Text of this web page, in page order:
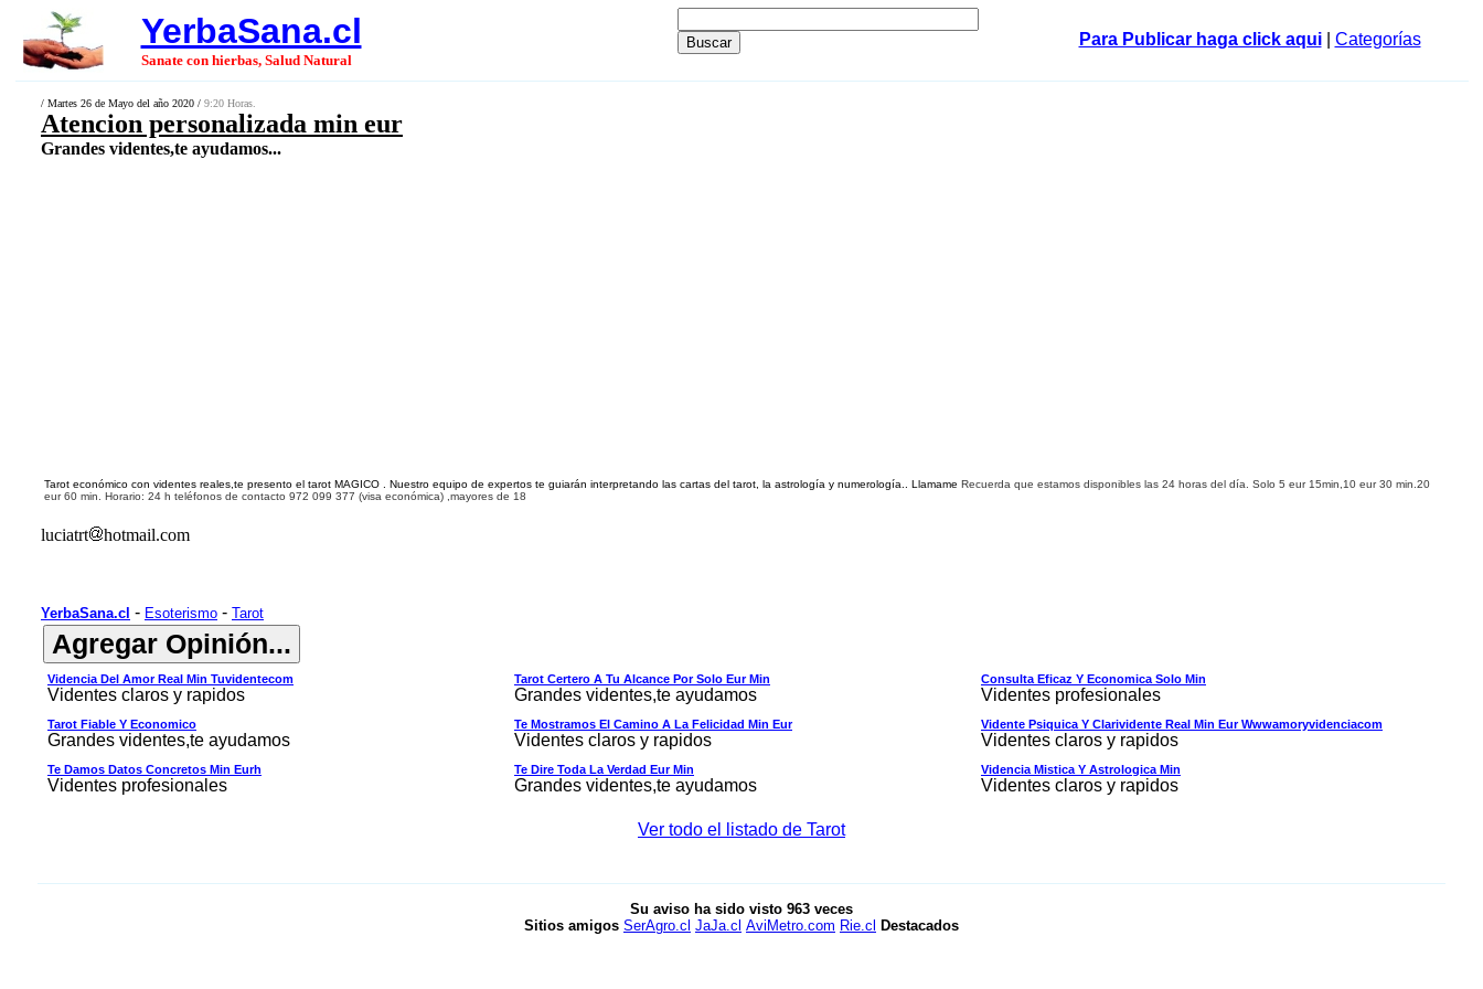
YerbaSana.cl
Sanate con hierbas, Salud Natural
Para Publicar haga click aqui| Categorías
/ Martes 26 de Mayo del año 2020 / 9:20 Horas.
Atencion personalizada min eur
Grandes videntes,te ayudamos...
Tarot económico con videntes reales ,te presento el tarot MAGICO . Nuestro equipo de expertos te guiarán interpretando las cartas del tarot, la astrología y numerología.. L lamame Recuerda que estamos disponibles las 24 horas del día. Solo 5 eur 15min,10 eur 30 min. 20
eur 60 min. Horario: 24 h teléfonos de contacto 972 099 377 (visa económica) ,mayores de 18
luciatrt hotmail.com
YerbaSana.cl - Esoterismo - Tarot
Videncia Del Amor Real Min Tuvidentecom
Videntes claros y rapidos
Tarot Certero A Tu Alcance Por Solo Eur Min
Grandes videntes,te ayudamos
Consulta Eficaz Y Economica Solo Min
Videntes profesionales
Tarot Fiable Y Economico
Grandes videntes,te ayudamos
Te Mostramos El Camino A La Felicidad Min Eur
Videntes claros y rapidos
Vidente Psiquica Y Clarividente Real Min Eur Wwwamoryvidenciacom
Videntes claros y rapidos
Te Damos Datos Concretos Min Eurh
Videntes profesionales
Te Dire Toda La Verdad Eur Min
Grandes videntes,te ayudamos
Videncia Mistica Y Astrologica Min
Videntes claros y rapidos
Ver todo el listado de Tarot
Su aviso ha sido visto 963 veces
Sitios amigos SerAgro.cl JaJa.cl AviMetro.com Rie.cl Destacados